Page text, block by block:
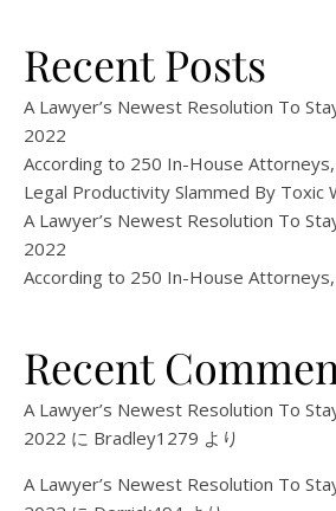
Recent Posts
A Lawyer’s Newest Resolution To
2022
According to 250 In-House
Legal Productivity Slammed By Toxic
A Lawyer’s Newest Resolution To
2022
According to 250 In-House
Recent
A Lawyer’s Newest Resolution To
2022 に Bradley1279 より
A Lawyer’s Newest Resolution To